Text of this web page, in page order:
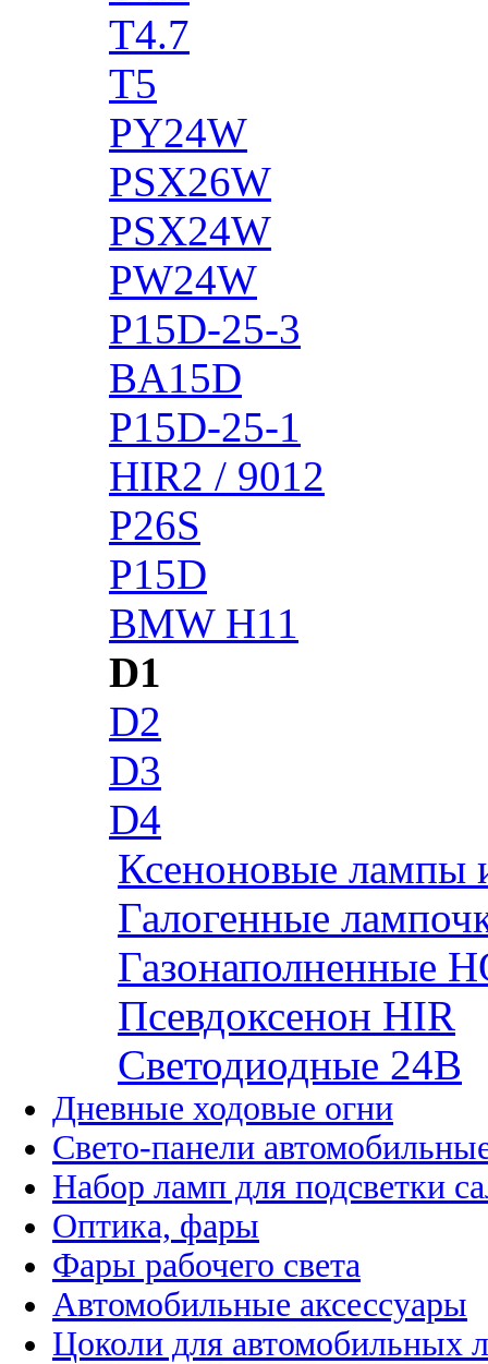
T4.7
T5
PY24W
PSX26W
PSX24W
PW24W
P15D-25-3
BA15D
P15D-25-1
HIR2 / 9012
P26S
P15D
BMW H11
D1
D2
D3
D4
Ксеноновые лампы
Галогенные
Газонаполненные
Псевдоксенон HIR
Cветодиодные 24B
Дневные ходовые огни
Свето-панели
Набор ламп для подсветки
Оптика, фары
Фары рабочего света
Автомобильные аксессуары
Цоколи для автомобильных